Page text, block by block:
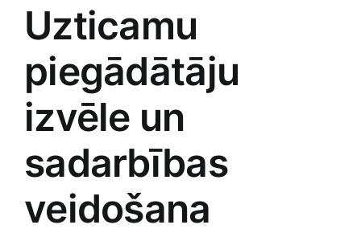
Uzticamu
piegādātāju
izvēle​ un
sadarbības
veidošana